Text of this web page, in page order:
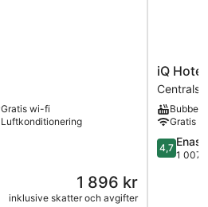
Gratis wi-fi
Luftkonditionering
Priset
är
1 896 kr
inklusive skatter och avgifter
iQ
Hotel
Milano
iQ
Gratis
4.7
av
4,7
1 007